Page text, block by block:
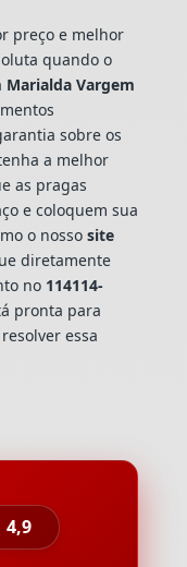
preço e melhor
quando o
Marialda Vargem
sobre os
a melhor
as pragas
e coloquem sua
o nossosite
diretamente
no 114114-
pronta para
essa
4,9